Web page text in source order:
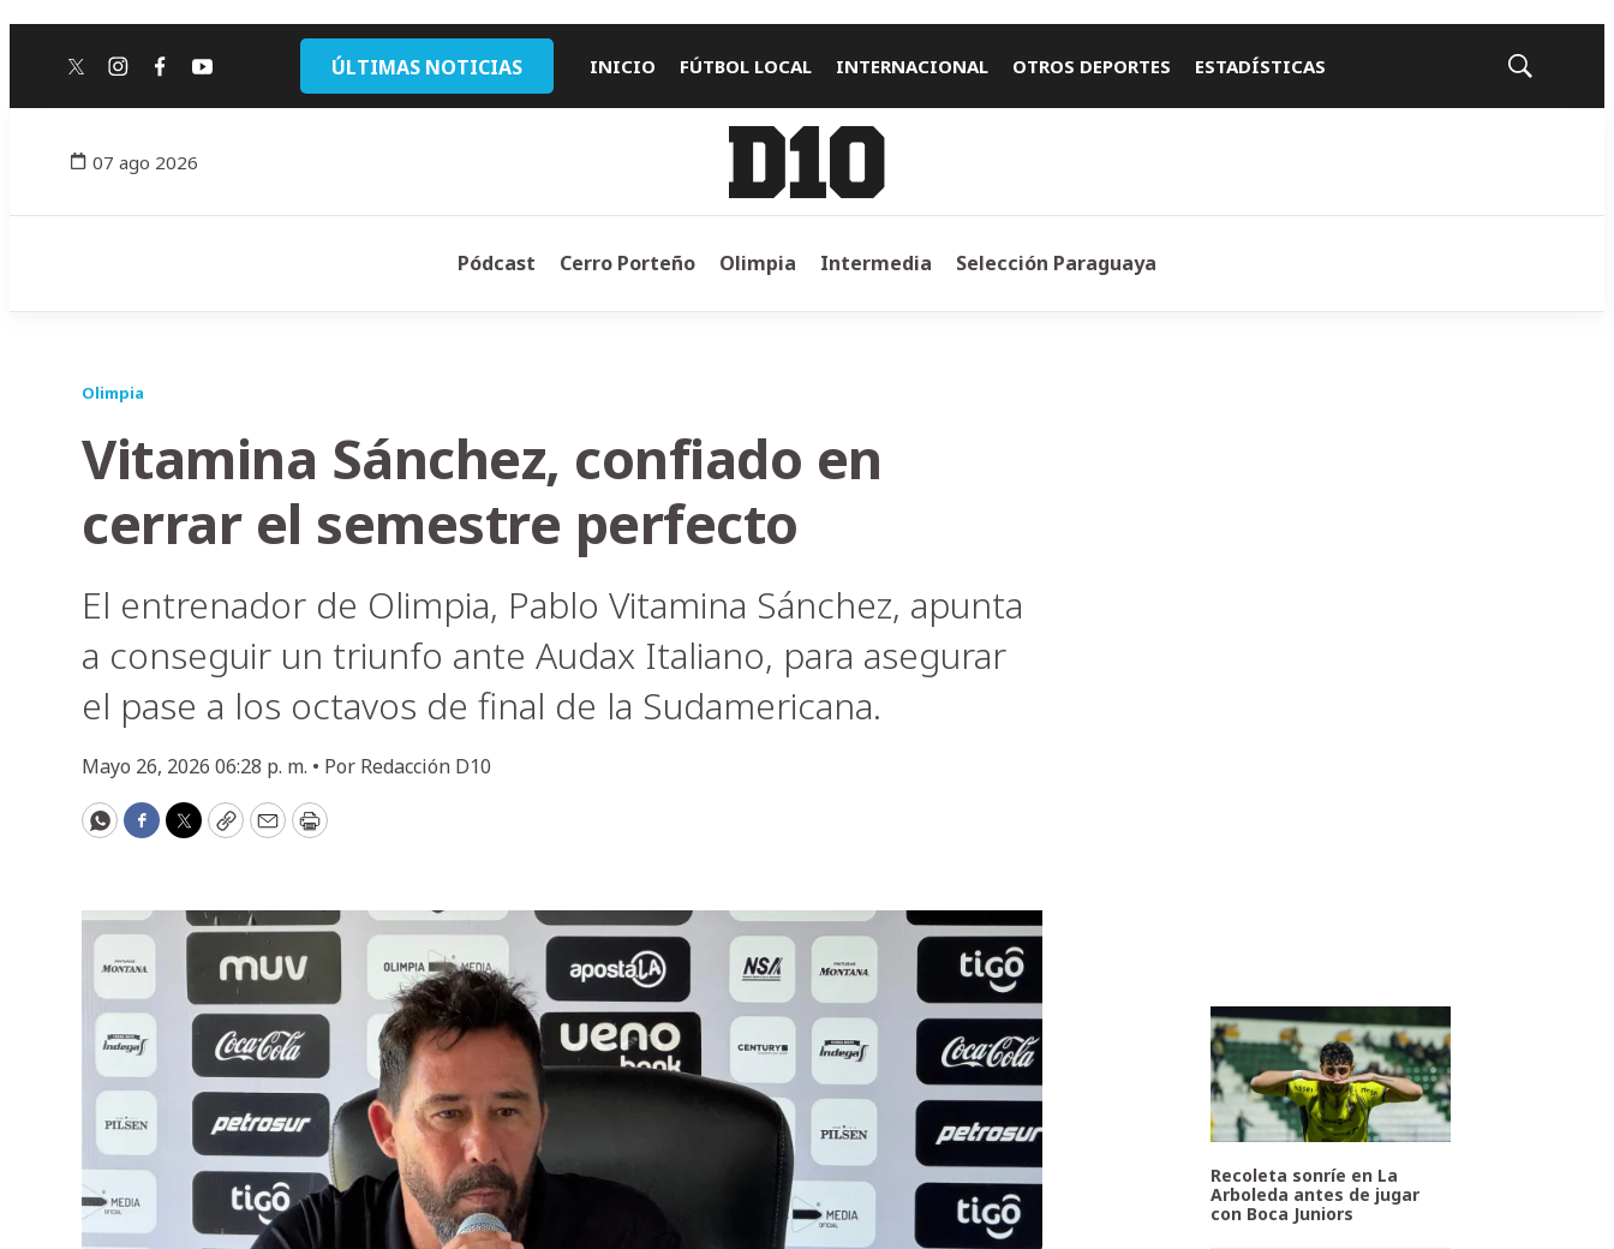
twitterinstagram
facebook
youtube ÚLTIMAS NOTICIAS INICIO FÚTBOL LOCAL INTERNACIONAL OTROS DEPORTES ESTADÍSTICAS
Mostrar
07 ago 2026
Pódcast Cerro Porteño Olimpia Intermedia Selección Paraguaya
Olimpia
Vitamina Sánchez, confiado en
cerrar el semestre perfecto
El entrenador de Olimpia, Pablo Vitamina Sánchez, apunta
a conseguir un triunfo ante Audax Italiano, para asegurar
el pase a los octavos de final de la Sudamericana.
Mayo 26, 2026 06:28 p. m. • Por Redacción D10
WhatsApp
Facebook
Twitter
CopyEmailPrint
Recoleta sonríe en La
Arboleda antes de jugar
con Boca Juniors